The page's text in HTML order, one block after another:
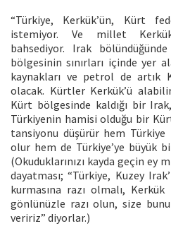
“Türkiye, Kerkük’ün, Kürt
istemiyor. Ve millet
bahsediyor. Irak
bölgesinin sınırları içinde yer
kaynakları ve petrol de artık
olacak. Kürtler Kerkük’ü
Kürt bölgesinde kaldığı bir
Türkiyenin hamisi olduğu bir
tansiyonu düşürür hem
olur hem de Türkiye’ye büyük
(Okuduklarınızı kayda geçin
dayatması; “Türkiye, Kuzey
kurmasına razı olmalı,
gönlünüzle razı olun, size
veririz” diyorlar.)